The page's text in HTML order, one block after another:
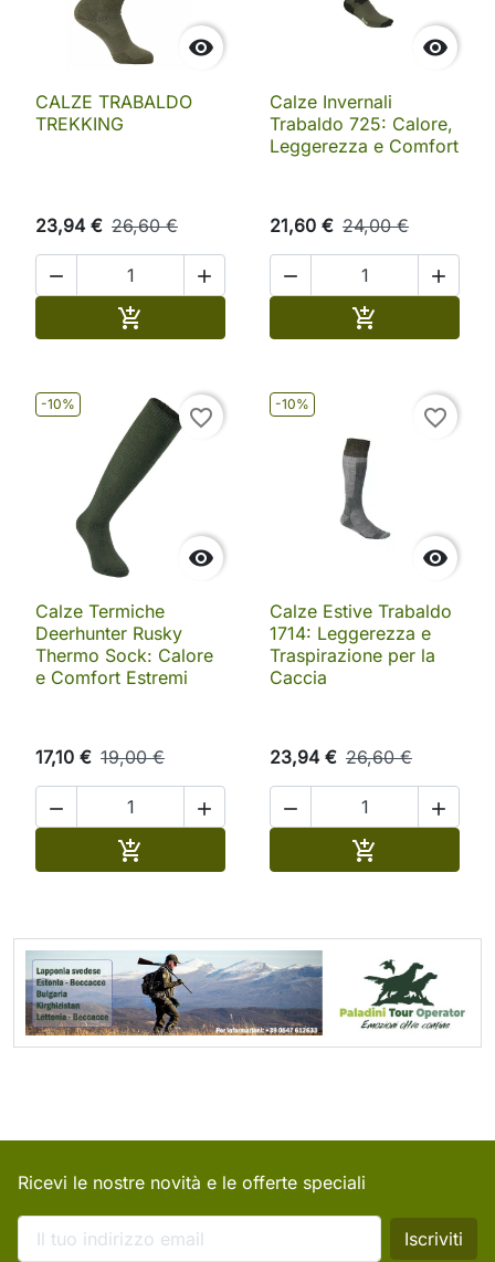

CALZE TRABALDO
TREKKING
23,94 € 26,60 €
 


Calze Invernali
Trabaldo 725: Calore,
Leggerezza e Comfort
21,60 € 24,00 €
 

-10%

favorite_border
Calze Termiche
Deerhunter Rusky
Thermo Sock: Calore
e Comfort Estremi
17,10 € 19,00 €
 

-10%

favorite_border
Calze Estive Trabaldo
1714: Leggerezza e
Traspirazione per la
Caccia
23,94 € 26,60 €
 

Ricevi le nostre novità e le offerte speciali